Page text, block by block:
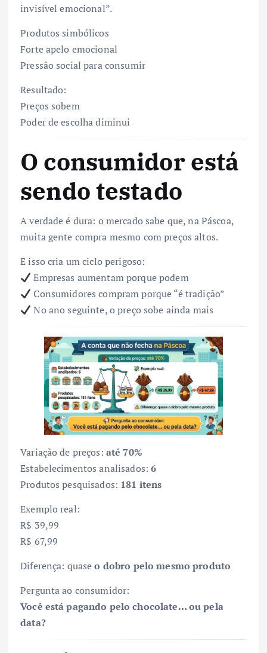
invisível emocional”.
Produtos simbólicos
Forte apelo emocional
Pressão social para consumir
Resultado:
Preços sobem
Poder de escolha diminui
O consumidor está
sendo testado
A verdade é dura: o mercado sabe que, na Páscoa,
muita gente compra mesmo com preços altos.
E isso cria um ciclo perigoso:
Empresas aumentam porque podem
Consumidores compram porque “é tradição”
No ano seguinte, o preço sobe ainda mais
Variação de preços: até 70%
Estabelecimentos analisados:6
Produtos pesquisados: 181 itens
Exemplo real:
R$ 39,99
R$ 67,99
Diferença: quaseo dobro pelo mesmo produto
Pergunta ao consumidor:
Você está pagando pelo chocolate… ou pela
data?